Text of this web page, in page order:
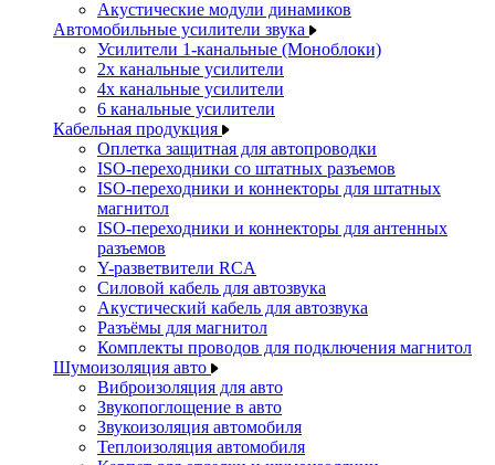
Акустические модули динамиков
Автомобильные усилители звука
Усилители 1-канальные (Моноблоки)
2х канальные усилители
4х канальные усилители
6 канальные усилители
Кабельная продукция
Оплетка защитная для автопроводки
ISO-переходники со штатных разъемов
ISO-переходники и коннекторы для штатных
магнитол
ISO-переходники и коннекторы для антенных
разъемов
Y-разветвители RCA
Силовой кабель для автозвука
Акустический кабель для автозвука
Разъёмы для магнитол
Комплекты проводов для подключения магнитол
Шумоизоляция авто
Виброизоляция для авто
Звукопоглощение в авто
Звукоизоляция автомобиля
Теплоизоляция автомобиля